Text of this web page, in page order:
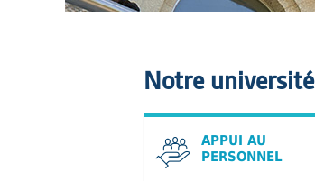
Notre université
APPUI AU
PERSONNEL